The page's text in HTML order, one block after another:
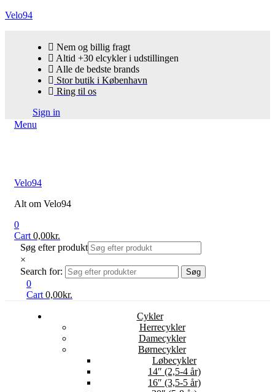
Velo94
Nem og billig fragt
Altid +30 elcykler i udstillingen
Alle de bedste brands
Stor butik i København
Ring til os
Sign in
Menu
Velo94
Alt om Velo94
0
Cart 0,00kr.
Søg efter produkt
×
Search for:
Søg
0
Cart 0,00kr.
Cykler
Herrecykler
Damecykler
Børnecykler
Løbecykler
14″ (2,5-4 år)
16″ (3,5-5 år)